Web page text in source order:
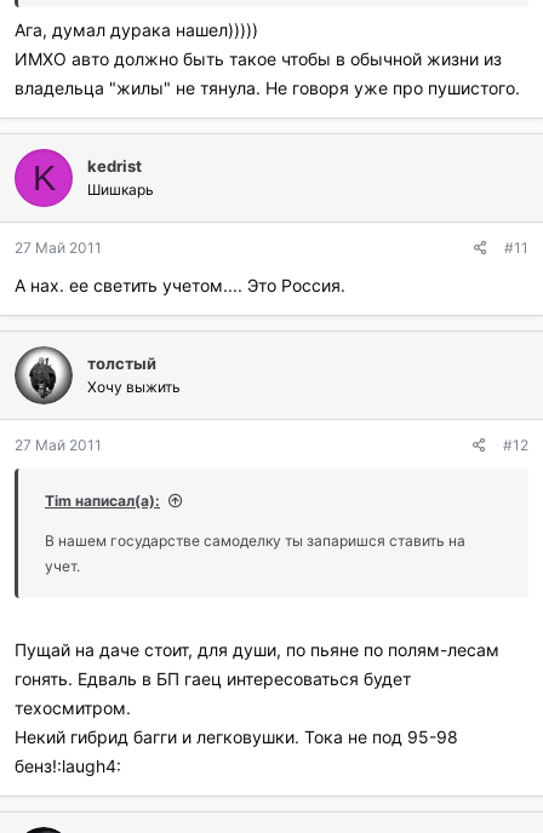
Ага, думал дурака нашел)))))
ИМХО авто должно быть такое чтобы в обычной жизни из
владельца "жилы" не тянула. Не говоря уже про пушистого.
K kedrist
Шишкарь
27 Май 2011 #11
А нах. ее светить учетом.... Это Россия.
толстый
Хочу выжить
27 Май 2011 #12
Tim написал(а):
В нашем государстве самоделку ты запаришся ставить на
учет.
Пущай на даче стоит, для души, по пьяне по полям-лесам
гонять. Едваль в БП гаец интересоваться будет
техосмитром.
Некий гибрид багги и легковушки. Тока не под 95-98
бенз!:laugh4: